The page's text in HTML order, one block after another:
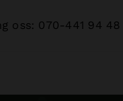
oss: 070-441 94 48